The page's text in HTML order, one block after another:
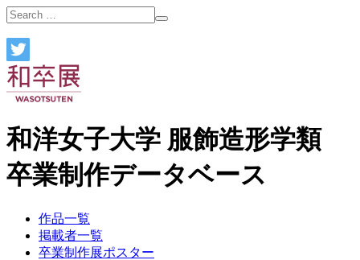
和洋女子大学 服飾造形学類
卒業制作データベース
作品一覧
掲載者一覧
卒業制作展ポスター